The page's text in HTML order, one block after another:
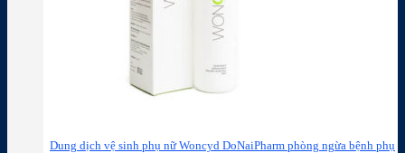
Dung dịch vệ sinh phụ nữ Woncyd DoNaiPharm phòng ngừa bệnh phụ